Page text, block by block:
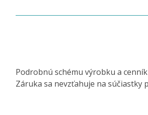
Podrobnú schému výrobku a
Záruka sa nevzťahuje na